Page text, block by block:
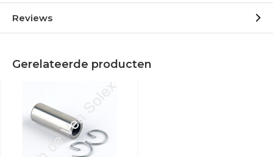
Reviews
Gerelateerde producten